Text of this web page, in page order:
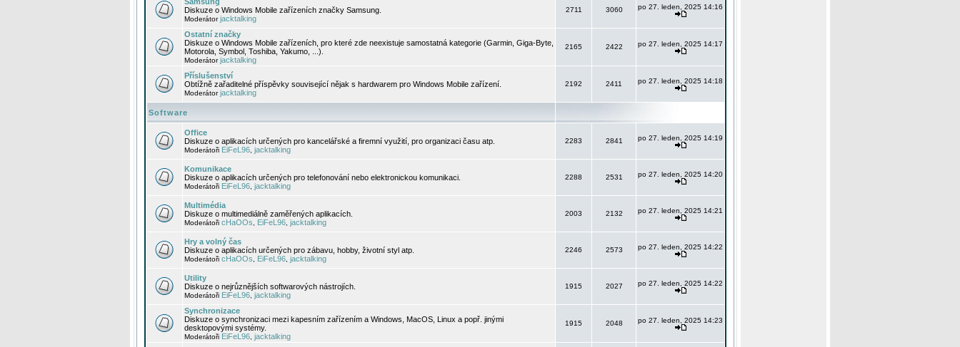
Diskuze o Windows Mobile zařízeních značky Samsung.
Moderátorjacktalking
2711 3060 po 27. leden, 2025 14:16
Ostatní značky
Diskuze o Windows Mobile zařízeních, pro které zde neexistuje samostatná kategorie (Garmin, Giga-Byte,
Motorola, Symbol, Toshiba, Yakumo, ...).
Moderátorjacktalking
2165 2422 po 27. leden, 2025 14:17
Příslušenství
Obtížně zařaditelné příspěvky související nějak s hardwarem pro Windows Mobile zařízení.
Moderátorjacktalking
2192 2411 po 27. leden, 2025 14:18
Software
Office
Diskuze o aplikacích určených pro kancelářské a firemní využití, pro organizaci času atp.
Moderátoři EiFeL96 jacktalking
2283 2841 po 27. leden, 2025 14:19
Komunikace
Diskuze o aplikacích určených pro telefonování nebo elektronickou komunikaci.
Moderátoři EiFeL96 jacktalking
2288 2531 po 27. leden, 2025 14:20
Multimédia
Diskuze o multimediálně zaměřených aplikacích.
Moderátoři cHaOOs EiFeL96 jacktalking
2003 2132 po 27. leden, 2025 14:21
Hry a volný čas
Diskuze o aplikacích určených pro zábavu, hobby, životní styl atp.
Moderátoři cHaOOs EiFeL96 jacktalking
2246 2573 po 27. leden, 2025 14:22
Utility
Diskuze o nejrůznějších softwarových nástrojích.
Moderátoři EiFeL96 jacktalking
1915 2027 po 27. leden, 2025 14:22
Synchronizace
Diskuze o synchronizaci mezi kapesním zařízením a Windows, MacOS, Linux a popř. jinými
desktopovými systémy.
Moderátoři EiFeL96 jacktalking
1915 2048 po 27. leden, 2025 14:23